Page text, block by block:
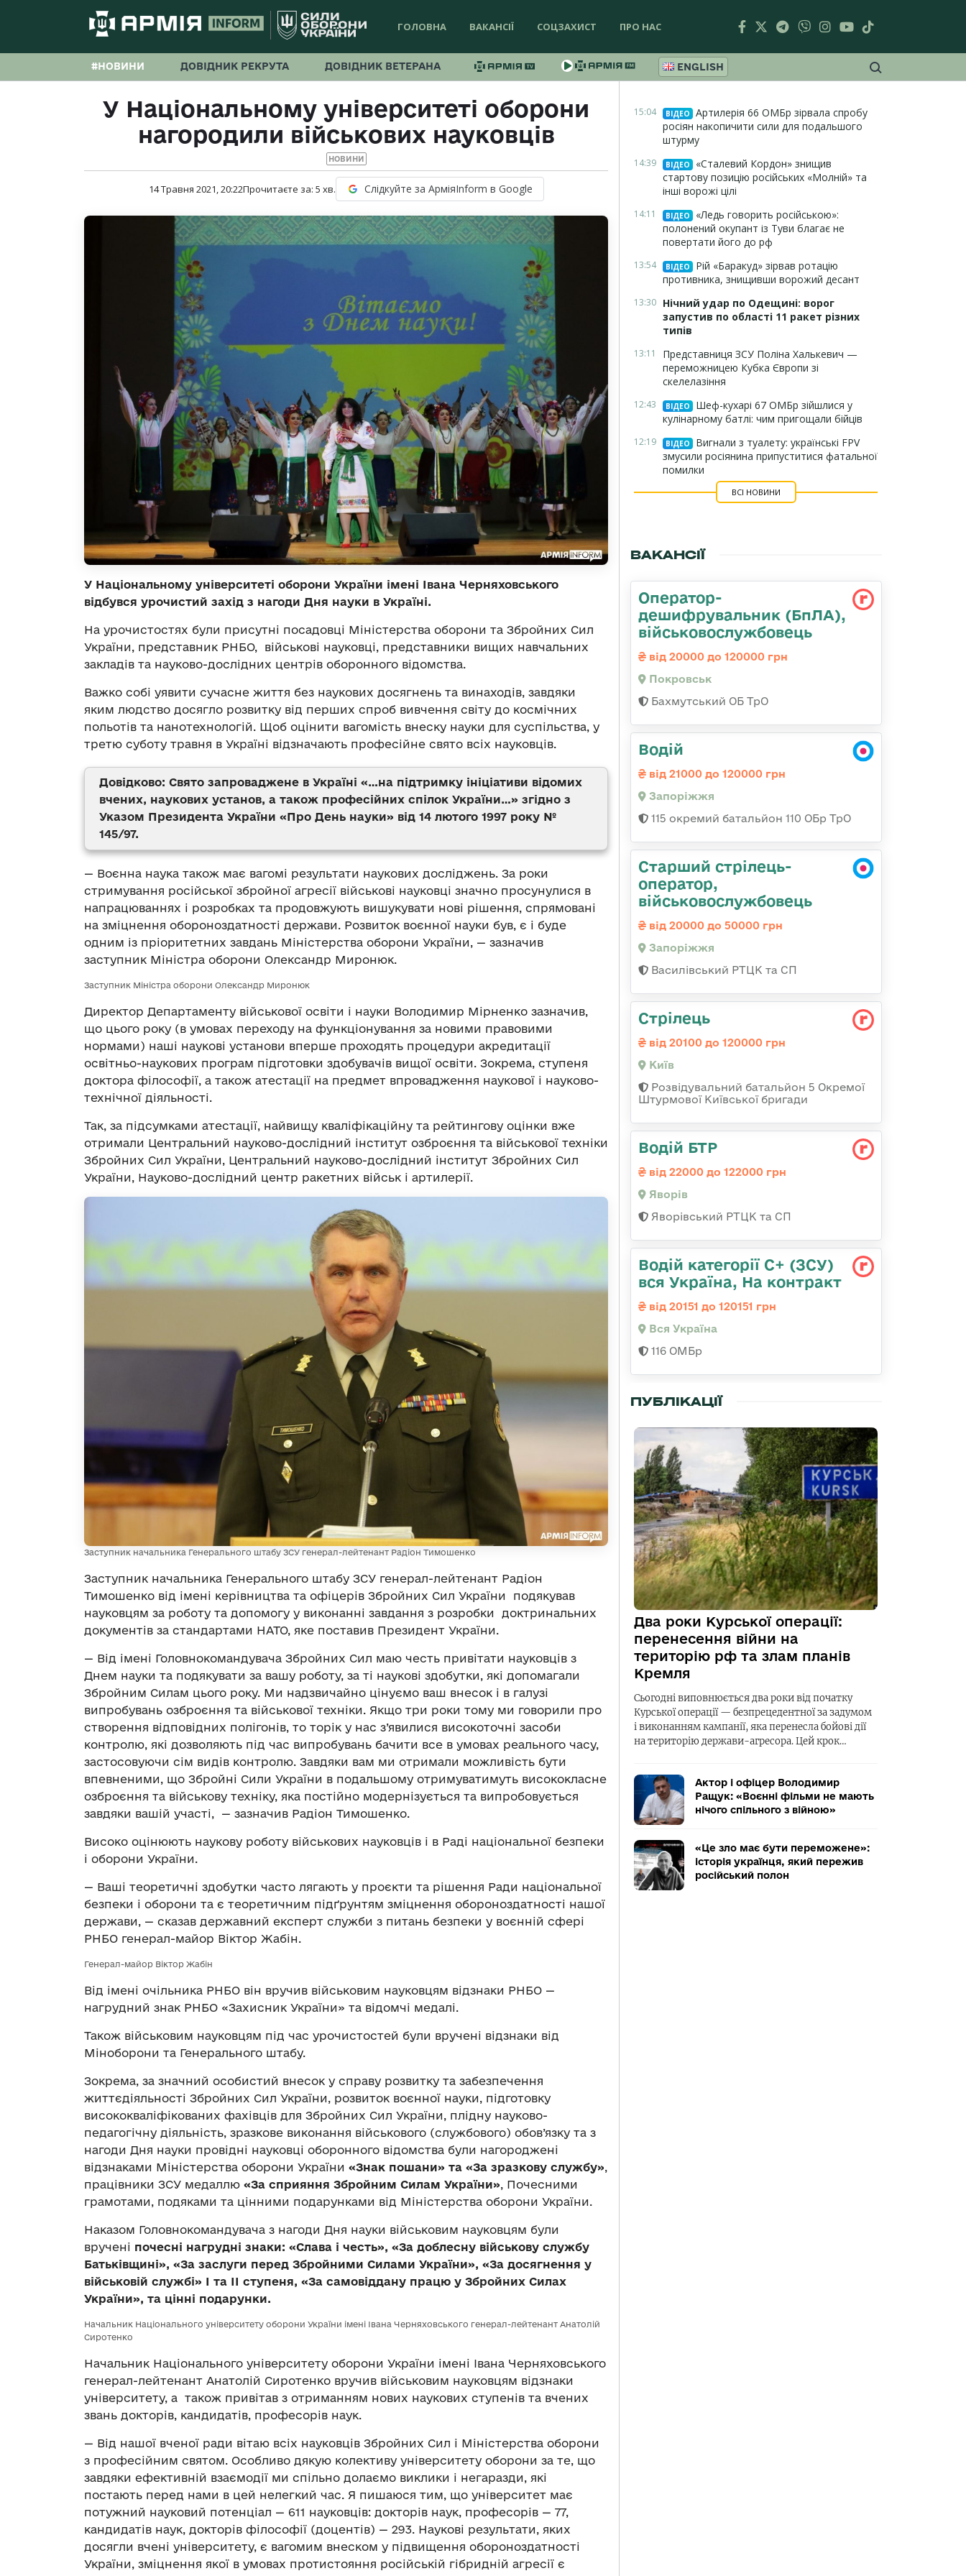
ГОЛОВНА ВАКАНСІЇ СОЦЗАХИСТ ПРО НАС
#НОВИНИ ДОВІДНИК РЕКРУТА ДОВІДНИК ВЕТЕРАНА ENGLISH
У Національному університеті оборони
нагородили військових науковців
НОВИНИ
14 Травня 2021, 20:22Прочитаєте за: 5 хв. Слідкуйте за АрміяInform в Google
У Національному університеті оборони України імені Івана Черняховського
відбувся урочистий захід з нагоди Дня науки в Україні.
На урочистостях були присутні посадовці Міністерства оборони та Збройних Сил
України, представник РНБО, військові науковці, представники вищих навчальних
закладів та науково-дослідних центрів оборонного відомства.
Важко собі уявити сучасне життя без наукових досягнень та винаходів, завдяки
яким людство досягло розвитку від перших спроб вивчення світу до космічних
польотів та нанотехнологій. Щоб оцінити вагомість внеску науки для суспільства, у
третю суботу травня в Україні відзначають професійне свято всіх науковців.
Довідково: Свято запроваджене в Україні «…на підтримку ініціативи відомих
вчених, наукових установ, а також професійних спілок України…» згідно з
Указом Президента України «Про День науки» від 14 лютого 1997 року №
145/97.
— Воєнна наука також має вагомі результати наукових досліджень. За роки
стримування російської збройної агресії військові науковці значно просунулися в
напрацюваннях і розробках та продовжують вишукувати нові рішення, спрямовані
на зміцнення обороноздатності держави. Розвиток воєнної науки був, є і буде
одним із пріоритетних завдань Міністерства оборони України, — зазначив
заступник Міністра оборони Олександр Миронюк.
Заступник Міністра оборони Олександр Миронюк
Директор Департаменту військової освіти і науки Володимир Мірненко зазначив,
що цього року (в умовах переходу на функціонування за новими правовими
нормами) наші наукові установи вперше проходять процедури акредитації
освітньо-наукових програм підготовки здобувачів вищої освіти. Зокрема, ступеня
доктора філософії, а також атестації на предмет впровадження наукової і науково-
технічної діяльності.
Так, за підсумками атестації, найвищу кваліфікаційну та рейтингову оцінки вже
отримали Центральний науково-дослідний інститут озброєння та військової техніки
Збройних Сил України, Центральний науково-дослідний інститут Збройних Сил
України, Науково-дослідний центр ракетних військ і артилерії.
Заступник начальника Генерального штабу ЗСУ генерал-лейтенант Радіон Тимошенко
Заступник начальника Генерального штабу ЗСУ генерал-лейтенант Радіон
Тимошенко від імені керівництва та офіцерів Збройних Сил України подякував
науковцям за роботу та допомогу у виконанні завдання з розробки доктринальних
документів за стандартами НАТО, яке поставив Президент України.
— Від імені Головнокомандувача Збройних Сил маю честь привітати науковців з
Днем науки та подякувати за вашу роботу, за ті наукові здобутки, які допомагали
Збройним Силам цього року. Ми надзвичайно цінуємо ваш внесок і в галузі
випробувань озброєння та військової техніки. Якщо три роки тому ми говорили про
створення відповідних полігонів, то торік у нас з’явилися високоточні засоби
контролю, які дозволяють під час випробувань бачити все в умовах реального часу,
застосовуючи сім видів контролю. Завдяки вам ми отримали можливість бути
впевненими, що Збройні Сили України в подальшому отримуватимуть висококласне
озброєння та військову техніку, яка постійно модернізується та випробовується
завдяки вашій участі, — зазначив Радіон Тимошенко.
Високо оцінюють наукову роботу військових науковців і в Раді національної безпеки
і оборони України.
— Ваші теоретичні здобутки часто лягають у проєкти та рішення Ради національної
безпеки і оборони та є теоретичним підґрунтям зміцнення обороноздатності нашої
держави, — сказав державний експерт служби з питань безпеки у воєнній сфері
РНБО генерал-майор Віктор Жабін.
Генерал-майор Віктор Жабін
Від імені очільника РНБО він вручив військовим науковцям відзнаки РНБО —
нагрудний знак РНБО «Захисник України» та відомчі медалі.
Також військовим науковцям під час урочистостей були вручені відзнаки від
Міноборони та Генерального штабу.
Зокрема, за значний особистий внесок у справу розвитку та забезпечення
життєдіяльності Збройних Сил України, розвиток воєнної науки, підготовку
висококваліфікованих фахівців для Збройних Сил України, плідну науково-
педагогічну діяльність, зразкове виконання військового (службового) обов’язку та з
нагоди Дня науки провідні науковці оборонного відомства були нагороджені
відзнаками Міністерства оборони України «Знак пошани» та «За зразкову службу»,
працівники ЗСУ медаллю «За сприяння Збройним Силам України», Почесними
грамотами, подяками та цінними подарунками від Міністерства оборони України.
Наказом Головнокомандувача з нагоди Дня науки військовим науковцям були
вручені почесні нагрудні знаки: «Слава і честь», «За доблесну військову службу
Батьківщині», «За заслуги перед Збройними Силами України», «За досягнення у
військовій службі» І та ІІ ступеня, «За самовіддану працю у Збройних Силах
України», та цінні подарунки.
Начальник Національного університету оборони України імені Івана Черняховського генерал-лейтенант Анатолій
Сиротенко
Начальник Національного університету оборони України імені Івана Черняховського
генерал-лейтенант Анатолій Сиротенко вручив військовим науковцям відзнаки
університету, а також привітав з отриманням нових наукових ступенів та вчених
звань докторів, кандидатів, професорів наук.
— Від нашої вченої ради вітаю всіх науковців Збройних Сил і Міністерства оборони
з професійним святом. Особливо дякую колективу університету оборони за те, що
завдяки ефективній взаємодії ми спільно долаємо виклики і негаразди, які
постають перед нами в цей нелегкий час. Я пишаюся тим, що університет має
потужний науковий потенціал — 611 науковців: докторів наук, професорів — 77,
кандидатів наук, докторів філософії (доцентів) — 293. Наукові результати, яких
досягли вчені університету, є вагомим внеском у підвищення обороноздатності
України, зміцнення якої в умовах протистояння російській гібридній агресії є
15:04 ВІДЕО
Артилерія 66 ОМБр зірвала спробу
росіян накопичити сили для подальшого
штурму
14:39 ВІДЕО
«Сталевий Кордон» знищив
стартову позицію російських «Молній» та
інші ворожі цілі
14:11 ВІДЕО
«Ледь говорить російською»:
полонений окупант із Туви благає не
повертати його до рф
13:54 ВІДЕО
Рій «Баракуд» зірвав ротацію
противника, знищивши ворожий десант
13:30 Нічний удар по Одещині: ворог
запустив по області 11 ракет різних
типів
13:11
Представниця ЗСУ Поліна Халькевич —
переможницею Кубка Європи зі
скелелазіння
12:43 ВІДЕО
Шеф-кухарі 67 ОМБр зійшлися у
кулінарному батлі: чим пригощали бійців
12:19 ВІДЕО
Вигнали з туалету: українські FPV
змусили росіянина припуститися фатальної
помилки
ВСІ НОВИНИ
ВАКАНСІЇ
Оператор-
дешифрувальник (БпЛА),
військовослужбовець
від 20000 до 120000 грн
Покровськ
Бахмутський ОБ ТрО
Водій
від 21000 до 120000 грн
Запоріжжя
115 окремий батальйон 110 ОБр ТрО
Старший стрілець-
оператор,
військовослужбовець
від 20000 до 50000 грн
Запоріжжя
Василівський РТЦК та СП
Стрілець
від 20100 до 120000 грн
Київ
Розвідувальний батальйон 5 Окремої
Штурмової Київської бригади
Водій БТР
від 22000 до 122000 грн
Яворів
Яворівський РТЦК та СП
Водій категорії С+ (ЗСУ)
вся Україна, На контракт
від 20151 до 120151 грн
Вся Україна
116 ОМБр
ПУБЛІКАЦІЇ
Два роки Курської операції:
перенесення війни на
територію рф та злам планів
Кремля
Сьогодні виповнюється два роки від початку
Курської операції — безпрецедентної за задумом
і виконанням кампанії, яка перенесла бойові дії
на територію держави-агресора. Цей крок…
Актор і офіцер Володимир
Ращук: «Воєнні фільми не мають
нічого спільного з війною»
«Це зло має бути переможене»:
історія українця, який пережив
російський полон